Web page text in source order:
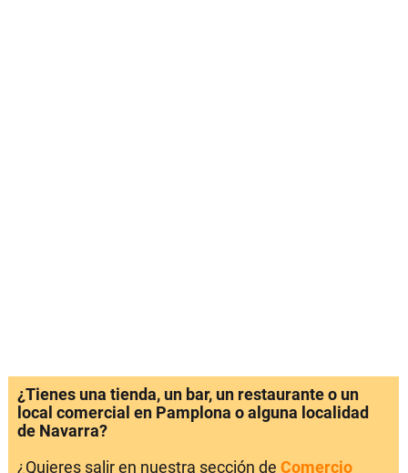
¿Tienes una tienda, un bar, un restaurante o un
local comercial en Pamplona o alguna localidad
de Navarra?
¿Quieres salir en nuestra sección de Comercio